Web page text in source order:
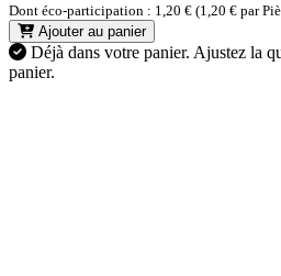
Dont éco-participation : 1,20 € (1,20 € par
Ajouter au panier
Déjà dans votre panier. Ajustez la
panier.